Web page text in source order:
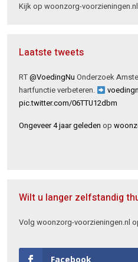
Kijk op woonzorg-voorzieningen.nl
Laatste tweets
RT@VoedingNu Onderzoek
hartfunctie verbeteren.
pic.twitter.com/06TTU12dbm
Ongeveer 4 jaar geleden op
Wilt u langer zelfstandig
Volg woonzorg-voorzieningen.nl
Facebook